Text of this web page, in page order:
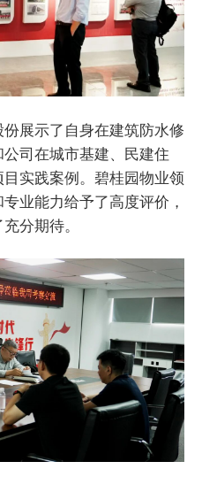
展示了自身在建筑防水修
司在城市基建、民建住
实践案例。碧桂园物业领
业能力给予了高度评价，
分期待。